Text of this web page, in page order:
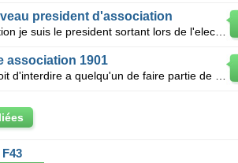
president d'association
Assemblee generale d'association je suis le president sortant lors de l'election du nouveau presiden
association 1901